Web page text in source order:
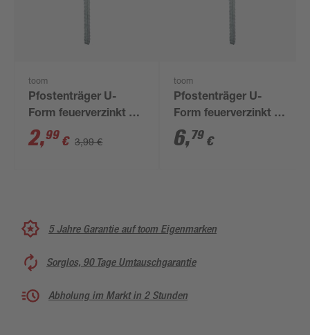
toom
Pfostenträger U-
Form feuerverzinkt 8,1
cm
2,99 € 3,99 €
toom
Pfostenträger U-
Form feuerverzinkt 12
cm
6,79 €
5 Jahre Garantie auf toom Eigenmarken
Sorglos, 90 Tage Umtauschgarantie
Abholung im Markt in 2 Stunden